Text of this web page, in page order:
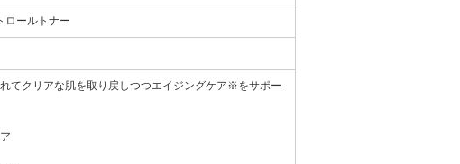
ロールトナー
てクリアな肌を取り戻しつつエイジングケア※をサポー